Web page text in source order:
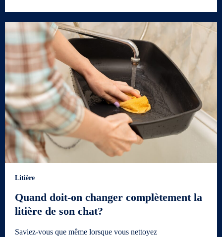
Litière
Quand doit-on changer complètement la
litière de son chat?
Saviez-vous que même lorsque vous nettoyez